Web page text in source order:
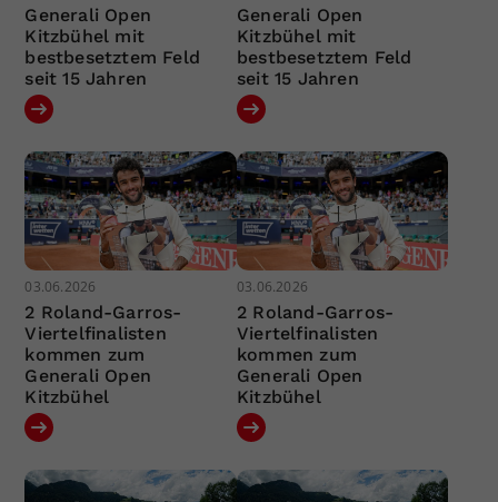
Generali Open
Kitzbühel mit
bestbesetztem Feld
seit 15 Jahren
Generali Open
Kitzbühel mit
bestbesetztem Feld
seit 15 Jahren
03.06.2026
2 Roland-Garros-
Viertelfinalisten
kommen zum
Generali Open
Kitzbühel
03.06.2026
2 Roland-Garros-
Viertelfinalisten
kommen zum
Generali Open
Kitzbühel